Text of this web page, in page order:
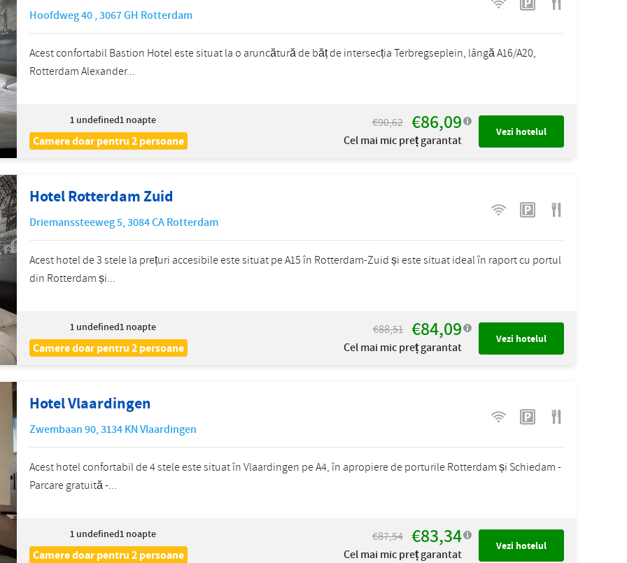
Hoofdweg 40,3067 GH Rotterdam
Acest confortabil Bastion Hotel este situat la o aruncătură de băț de intersecția Terbregseplein, lângă A16/A20,
Rotterdam Alexander...
1 undefined1 noapte
Camere doar pentru 2 persoane
€90,62 €86,09
Cel mai mic preț garantat
Vezi hotelul
Hotel Rotterdam Zuid
Driemanssteeweg 5,3084 CARotterdam
Acest hotel de 3 stele la prețuri accesibile este situat pe A15 în Rotterdam-Zuid și este situat ideal în raport cu portul
din Rotterdam și...
1 undefined1 noapte
Camere doar pentru 2 persoane
€88,51 €84,09
Cel mai mic preț garantat
Vezi hotelul
Hotel Vlaardingen
Zwembaan 90,3134 KNVlaardingen
Acest hotel confortabil de 4 stele este situat în Vlaardingen pe A4, în apropiere de porturile Rotterdam și Schiedam -
Parcare gratuită -...
1 undefined1 noapte
Camere doar pentru 2 persoane
€87,54 €83,34
Cel mai mic preț garantat
Vezi hotelul